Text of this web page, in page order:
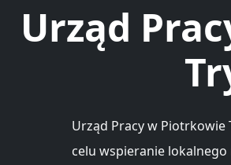
Urząd
Urząd Pracy w Piotrkowie
celu wspieranie